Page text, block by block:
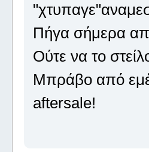
Πήγα σήμερα
Ούτε να το
Μπράβο από
aftersale!